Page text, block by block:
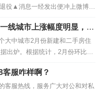
估试点以来，云南...
役▲消息一经发出便冲上微博热
爷青结”。从曾经市占率高达95%
值一提的市占率，不过27年时
人青春的浏览器，也将退出历
退役之后，哪...
线城市上涨幅度明显，南
下跌！
大中城市2月份新建和二手房住
出炉。根据统计，2月份环比波
： 通过上表数据可知，今年2月
上涨的城市有27个，比上月减
比上月大幅降低，本月上涨的
服咋样啊？
客服热线，服务广大对公和对私